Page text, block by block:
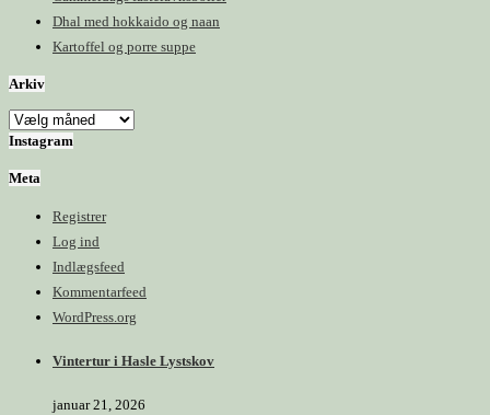
Dhal med hokkaido og naan
Kartoffel og porre suppe
Arkiv
Arkiv
Instagram
Meta
Registrer
Log ind
Indlægsfeed
Kommentarfeed
WordPress.org
Vintertur i Hasle Lystskov
januar 21, 2026